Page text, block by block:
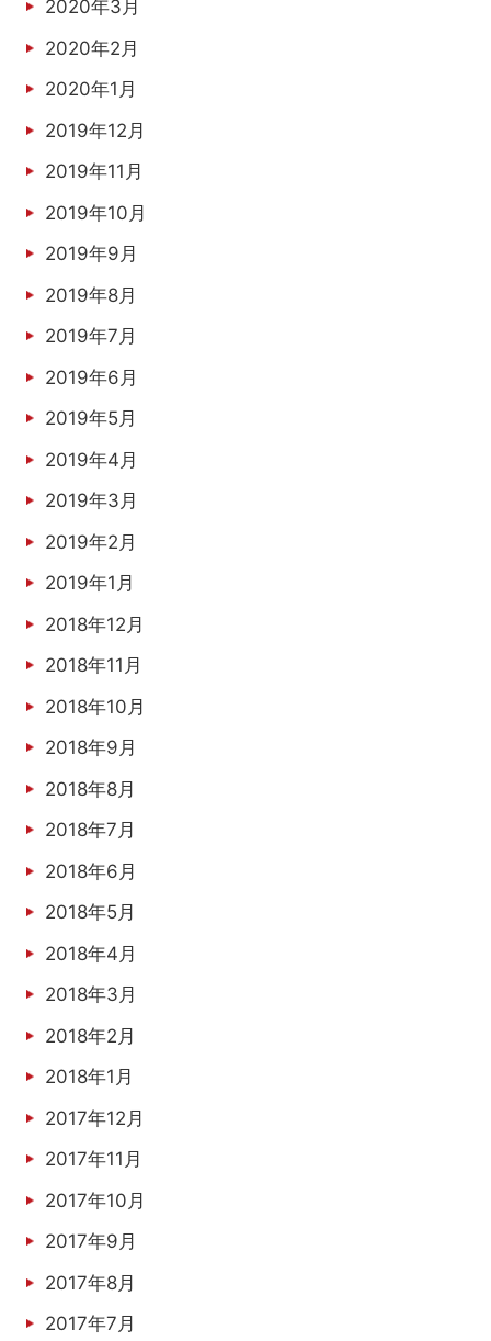
2020年3月
2020年2月
2020年1月
2019年12月
2019年11月
2019年10月
2019年9月
2019年8月
2019年7月
2019年6月
2019年5月
2019年4月
2019年3月
2019年2月
2019年1月
2018年12月
2018年11月
2018年10月
2018年9月
2018年8月
2018年7月
2018年6月
2018年5月
2018年4月
2018年3月
2018年2月
2018年1月
2017年12月
2017年11月
2017年10月
2017年9月
2017年8月
2017年7月